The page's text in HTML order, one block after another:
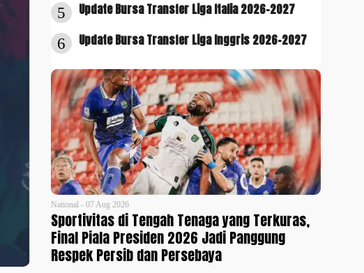
5 Update Bursa Transfer Liga Italia 2026-2027
6 Update Bursa Transfer Liga Inggris 2026-2027
National - 07 Aug 2026
Sportivitas di Tengah Tenaga yang Terkuras,
Final Piala Presiden 2026 Jadi Panggung
Respek Persib dan Persebaya